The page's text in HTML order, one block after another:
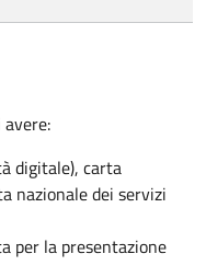
digitale), carta
nazionale dei servizi
per la presentazione